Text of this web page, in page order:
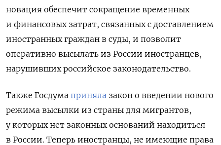
новация обеспечит сокращение временных
и финансовых затрат, связанных с доставлением
иностранных граждан в суды, и позволит
оперативно высылать из России иностранцев,
нарушивших российское законодательство.
Также Госдума приняла закон о введении нового
режима высылки из страны для мигрантов,
у которых нет законных оснований находиться
в России. Теперь иностранцы, не имеющие права